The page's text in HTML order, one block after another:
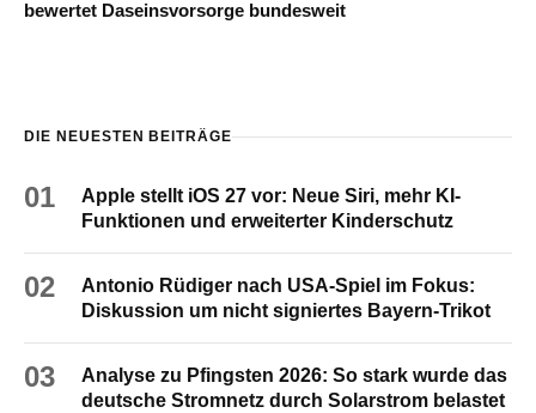
bewertet Daseinsvorsorge bundesweit
DIE NEUESTEN BEITRÄGE
01
Apple stellt iOS 27 vor: Neue Siri, mehr KI-
Funktionen und erweiterter Kinderschutz
02
Antonio Rüdiger nach USA-Spiel im Fokus:
Diskussion um nicht signiertes Bayern-Trikot
03
Analyse zu Pfingsten 2026: So stark wurde das
deutsche Stromnetz durch Solarstrom belastet